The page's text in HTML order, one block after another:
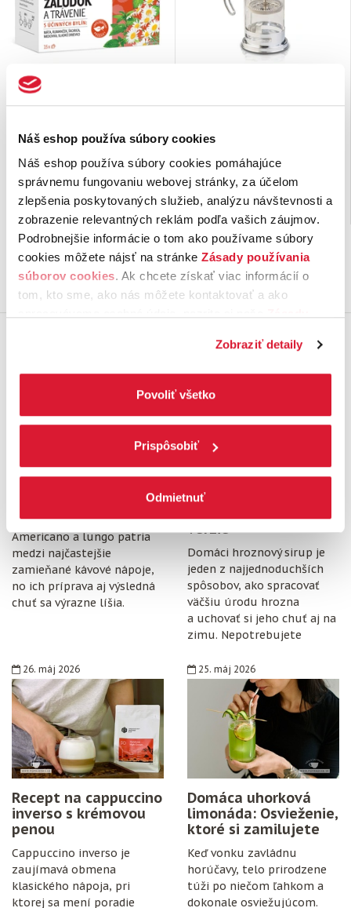
Náš eshop používa súbory cookies
Náš eshop používa súbory cookies pomáhajúce
správnemu fungovaniu webovej stránky, za účelom
zlepšenia poskytovaných služieb, analýzu návštevnosti a
zobrazenie relevantných reklám podľa vašich záujmov.
Podrobnejšie informácie o tom ako používame súbory
cookies môžete nájsť na stránke Zásady používania
súborov cookies. Ak chcete získať viac informácií o
tom, kto sme, ako nás môžete kontaktovať a ako
„Povoliť všetko“ vyjadríte svoj súhlas s používaním
zamietnuť, upravte preferencie kliknutím na tlačítko
Zobraziť detaily
Povoliť všetko
Prispôsobiť
Odmietnuť
Funkčný čaj Žalúdok a
trávenie
Náš funkčný čaj Žalúdok a
trávenie je 100 % prírodný
produkt bez pridania aróm.
Pôsobí …
1, 69 €
na sklade
Cafetiera poskytuje zaujímavú
alternatívu prípravy kávy k bežne
používanej zalievanej káve.
Je to kanvička, do …
27,
€
Nie je možné objednať
Najnovšie z blogu
Americano vs. lungo:
Americano a lungo patria
medzi najčastejšie
zamieňané kávové nápoje,
no ich príprava aj výsledná
chuť sa výrazne líšia.
14. júl 2026
Hroznový sirup:
Domáci recept, ktorý
verzie
Domáci hroznový sirup je
jeden z najjednoduchších
spôsobov, ako spracovať
väčšiu úrodu hrozna
a uchovať si jeho chuť aj na
zimu. Nepotrebujete
konzervanty ani zložitý
postup. Stačí zrelé hrozno,
cukor, citrón, čisté fľaše
a trochu trpezlivosti.
26. máj 2026
Recept na cappuccino
inverso s krémovou
penou
Cappuccino inverso je
zaujímavá obmena
klasického nápoja, pri
ktorej sa mení poradie
25. máj 2026
Domáca uhorková
limonáda: Osvieženie,
ktoré si zamilujete
Keď vonku zavládnu
horúčavy, telo prirodzene
túži po niečom ľahkom a
dokonale osviežujúcom.